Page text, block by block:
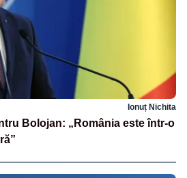
Ionuț Nichita
Bolojan: „România este într-o